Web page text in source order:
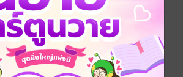
ใคร ๆ กลับทนไม่ได้ที่เขาจะกลายเป็นคน
ป และกฎเหล็กที่มั่นคงมาตลอดชีวิต ตอน
ย่างถาวร
ยทำให้เธอต้องเสียใจ อาจจะไม่หวนคืน
ต่เขาจะหมั่นเติมในสิ่งที่เคยได้ทำผิด